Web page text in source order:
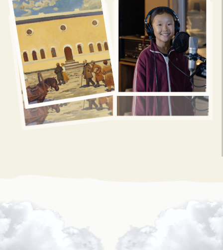
мэр г. Якутска
Евгений Николаевич
Григорьев
«Уверен, проект вовлечёт
горожан и гостей
столицы в её уникальную
историю и раскроет
творческий потенциал
Якутска»